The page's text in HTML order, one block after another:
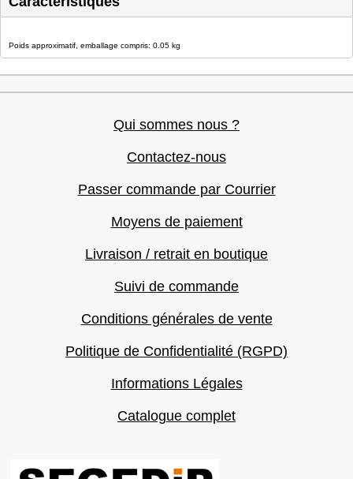
Poids approximatif, emballage compris: 0.05 kg
Qui sommes nous ?
Contactez-nous
Passer commande par Courrier
Moyens de paiement
Livraison / retrait en boutique
Suivi de commande
Conditions générales de vente
Politique de Confidentialité (RGPD)
Informations Légales
Catalogue complet